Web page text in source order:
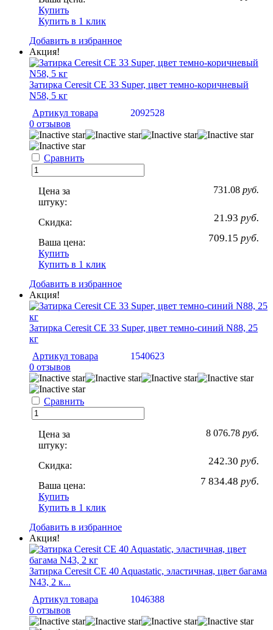
Купить
Купить в 1 клик
Добавить в избранное
Акция!
Затирка Ceresit CE 33 Super, цвет темно-коричневый
N58, 5 кг
Артикул товара
2092528
0 отзывов
Сравнить
Цена за
штуку:
731.08 руб.
Скидка: 21.93 руб.
Ваша цена: 709.15 руб.
Купить
Купить в 1 клик
Добавить в избранное
Акция!
Затирка Ceresit CE 33 Super, цвет темно-синий N88, 25
кг
Артикул товара
1540623
0 отзывов
Сравнить
Цена за
штуку:
8 076.78 руб.
Скидка: 242.30 руб.
Ваша цена: 7 834.48 руб.
Купить
Купить в 1 клик
Добавить в избранное
Акция!
Затирка Ceresit CE 40 Aquastatic, эластичная, цвет багама
N43, 2 к...
Артикул товара
1046388
0 отзывов